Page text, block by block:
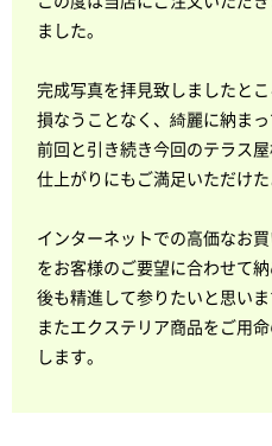
ました。
完成写真を拝見致しましたと
損なうことなく、綺麗に納まっ
前回と引き続き今回のテラス
仕上がりにもご満足いただけ
インターネットでの高価なお
をお客様のご要望に合わせて
後も精進して参りたいと思いま
またエクステリア商品をご用
します。